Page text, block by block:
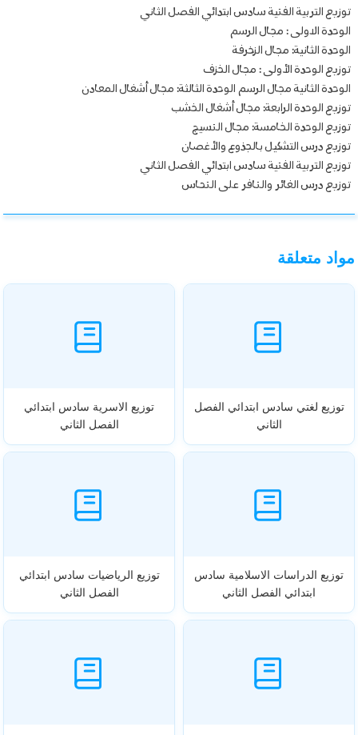
توزيع التربية الفنية سادس ابتدائي الفصل الثاني
الوحدة الاولى : مجال الرسم
الوحدة الثانية: مجال الزخرفة
توزيع الوحدة الأولى : مجال الخزف
الوحدة الثانية مجال الرسم الوحدة الثالثة: مجال أشغال المعادن
توزيع الوحدة الرابعة: مجال أشغال الخشب
توزيع الوحدة الخامسة: مجال النسيج
توزيع درس التشكيل بالجذوع والأغصان
توزيع التربية الفنية سادس ابتدائي الفصل الثاني
توزيع درس الغائر والنافر على النحاس
مواد متعلقة
توزيع لغتي سادس ابتدائي الفصل
الثاني
توزيع الاسرية سادس ابتدائي
الفصل الثاني
توزيع الدراسات الاسلامية سادس
ابتدائي الفصل الثاني
توزيع الرياضيات سادس ابتدائي
الفصل الثاني